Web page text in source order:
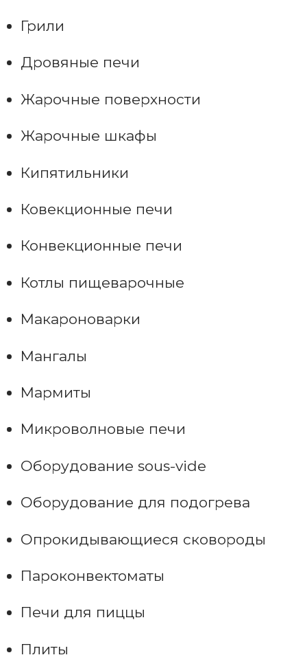
Грили
Дровяные печи
Жарочные поверхности
Жарочные шкафы
Кипятильники
Ковекционные печи
Конвекционные печи
Котлы пищеварочные
Макароноварки
Мангалы
Мармиты
Микроволновые печи
Оборудование sous-vide
Оборудование для подогрева
Опрокидывающиеся сковороды
Пароконвектоматы
Печи для пиццы
Плиты